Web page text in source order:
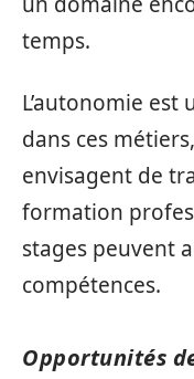
temps.
L’autonomie est
dans ces
envisagent de
formation
stages peuvent
compétences.
Opportunités